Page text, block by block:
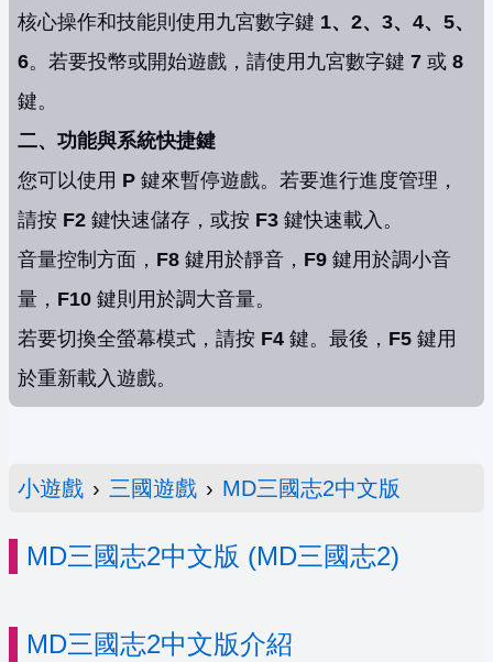
核心操作和技能則使用九宮數字鍵 1、2、3、4、5、
6。若要投幣或開始遊戲，請使用九宮數字鍵 7 或 8
鍵。
二、功能與系統快捷鍵
您可以使用 P 鍵來暫停遊戲。若要進行進度管理，
請按 F2 鍵快速儲存，或按 F3 鍵快速載入。
音量控制方面， F8 鍵用於靜音， F9 鍵用於調小音
量， F10 鍵則用於調大音量。
若要切換全螢幕模式，請按 F4 鍵。最後， F5 鍵用
於重新載入遊戲。
小遊戲 › 三國遊戲 › MD三國志2中文版
MD三國志2中文版 (MD三國志2)
MD三國志2中文版介紹